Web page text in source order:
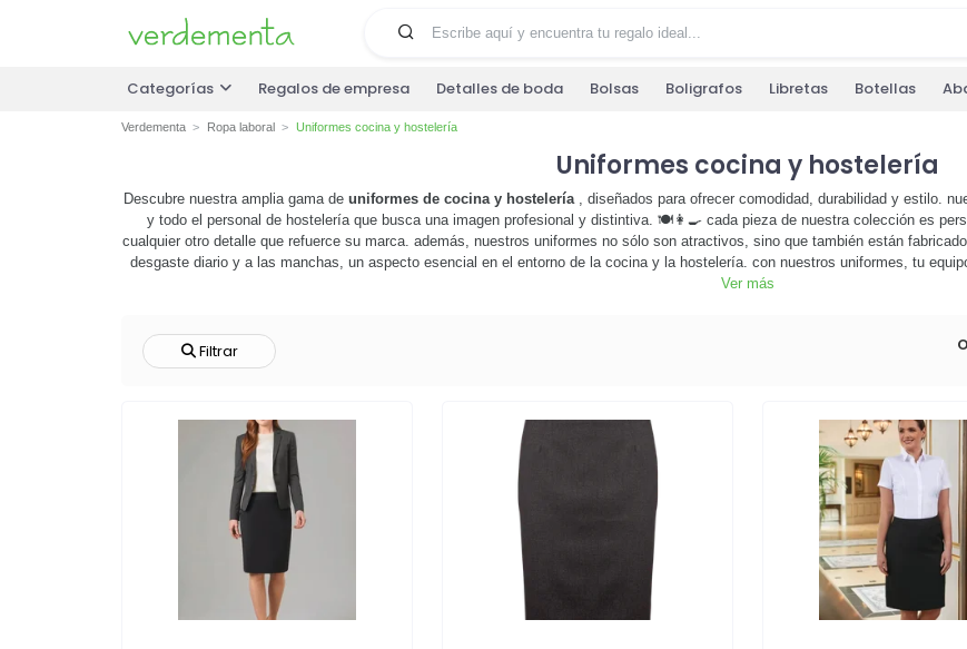
Categorías Regalos de empresa Detalles de boda Bolsas Boligrafos Libretas Botellas
Verdementa Ropa laboral Uniformes cocina y hostelería
Uniformes cocina y hostelería
Descubre nuestra amplia gama de uniformes de cocina y hostelería , diseñados para ofrecer comodidad, durabilidad y estilo.
y todo el personal de hostelería que busca una imagen profesional y distintiva. 🍽️👩‍🍳 cada pieza de nuestra colección es
cualquier otro detalle que refuerce su marca. además, nuestros uniformes no sólo son atractivos, sino que también están
desgaste diario y a las manchas, un aspecto esencial en el entorno de la cocina y la hostelería. con nuestros uniformes, tu
uniformes de cocina y hostelería
Ver más
Filtrar